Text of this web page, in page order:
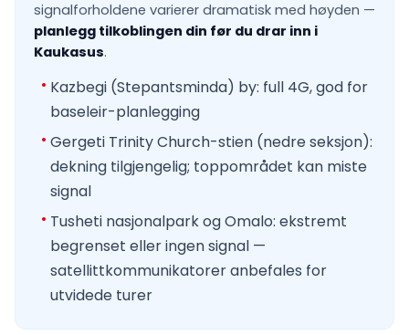
signalforholdene varierer dramatisk med høyden —
planlegg tilkoblingen din før du drar inn i
Kaukasus.
Kazbegi (Stepantsminda) by: full 4G, god for
baseleir-planlegging
Gergeti Trinity Church-stien (nedre seksjon):
dekning tilgjengelig; toppområdet kan miste
signal
Tusheti nasjonalpark og Omalo: ekstremt
begrenset eller ingen signal —
satellittkommunikatorer anbefales for
utvidede turer